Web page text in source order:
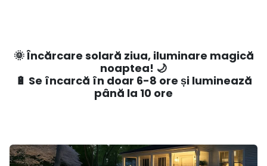
🌞 Încărcare solară ziua, iluminare magică
noaptea! 🌙
🔋 Se încarcă în doar 6-8 ore și luminează
până la 10 ore